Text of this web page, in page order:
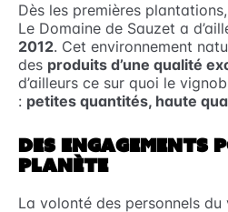
Dès les premières
Le Domaine de Sauzet a
2012. Cet environnement
des produits d’une qualité
d’ailleurs ce sur quoi le
: petites quantités, haute
DES ENGAGEMENTS
PLANÈTE
La volonté des personnels